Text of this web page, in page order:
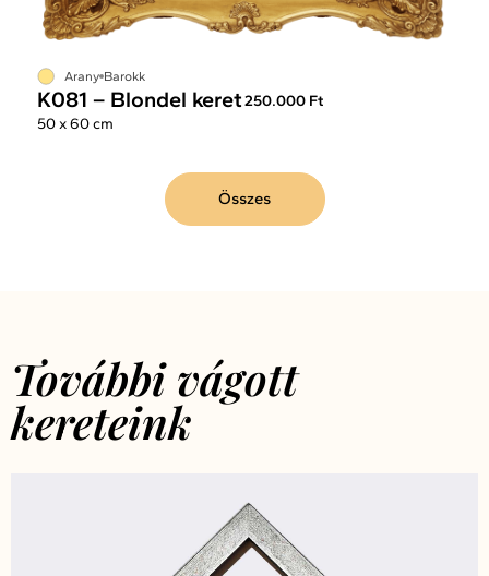
Arany Barokk
K081 – Blondel keret250.000 Ft
50 x 60 cm
Összes
További vágott
kereteink